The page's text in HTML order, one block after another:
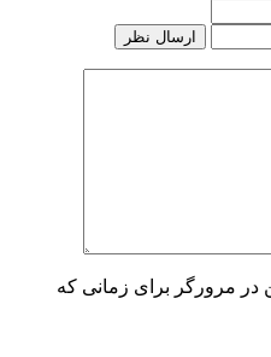
در مرورگر برای زمانی که